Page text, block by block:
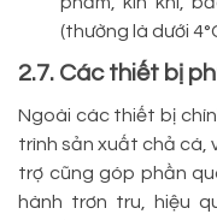
(thường là dưới
2.7. Các thiết bị
Ngoài các thiết bị
trình sản xuất chả cá,
trợ cũng góp phần
hành trơn tru, hiệu